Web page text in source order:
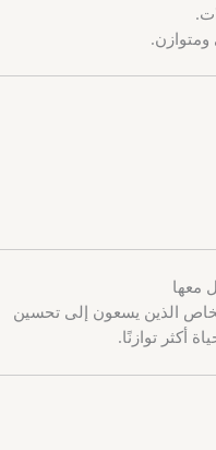
معها
الذين يسعون إلى تحسين
أكثر توازنًا.